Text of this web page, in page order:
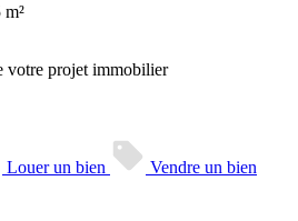
votre projet immobilier
Louer un bien Vendre un bien